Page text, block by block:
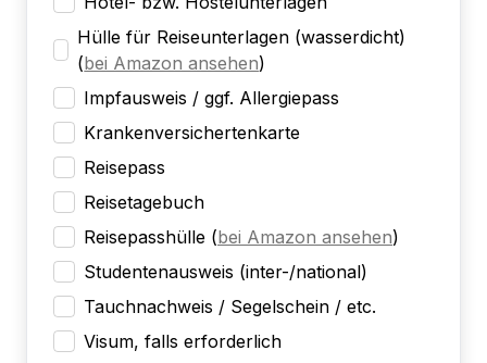
Hülle für Reiseunterlagen (wasserdicht)
(bei Amazon ansehen)
Impfausweis / ggf. Allergiepass
Krankenversichertenkarte
Reisepass
Reisetagebuch
Reisepasshülle (bei Amazon ansehen)
Studentenausweis (inter-/national)
Tauchnachweis / Segelschein / etc.
Visum, falls erforderlich